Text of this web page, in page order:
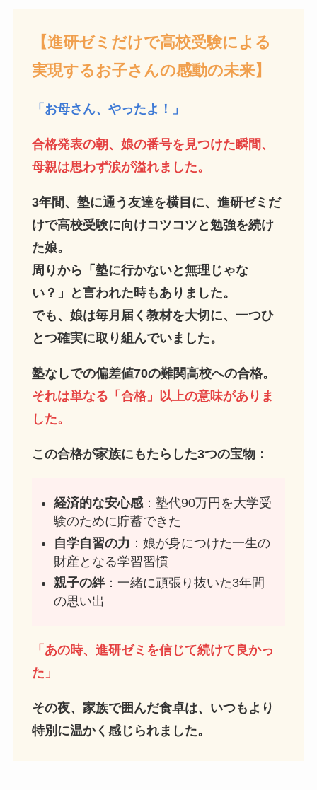
【進研ゼミだけで高校受験による
実現するお子さんの感動の未来】
「お母さん、やったよ！」
合格発表の朝、娘の番号を見つけた瞬間、
母親は思わず涙が溢れました。
3年間、塾に通う友達を横目に、進研ゼミだ
けで高校受験に向けコツコツと勉強を続け
た娘。
周りから「塾に行かないと無理じゃな
い？」と言われた時もありました。
でも、娘は毎月届く教材を大切に、一つひ
とつ確実に取り組んでいました。
塾なしでの偏差値70の難関高校への合格。
それは単なる「合格」以上の意味がありま
した。
この合格が家族にもたらした3つの宝物：
経済的な安心感：塾代90万円を大学受
験のために貯蓄できた
自学自習の力 ：娘が身につけた一生の
財産となる学習習慣
親子の絆：一緒に頑張り抜いた3年間
の思い出
「あの時、進研ゼミを信じて続けて良かっ
た」
その夜、家族で囲んだ食卓は、いつもより
特別に温かく感じられました。